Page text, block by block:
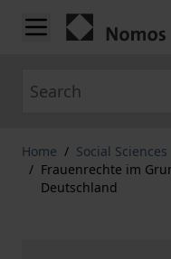
Skip to Content
Home / Social Sciences
/ Frauenrechte im
Deutschland